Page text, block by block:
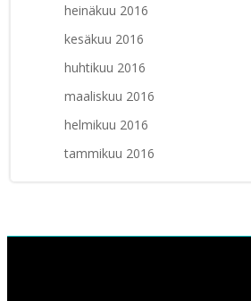
heinäkuu 2016
kesäkuu 2016
huhtikuu 2016
maaliskuu 2016
helmikuu 2016
tammikuu 2016